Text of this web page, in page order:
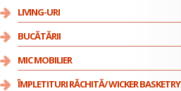
LIVING-URI
BUCĂTĂRII
MIC MOBILIER
ÎMPLETITURI RĂCHITĂ/ WICKER BASKETRY